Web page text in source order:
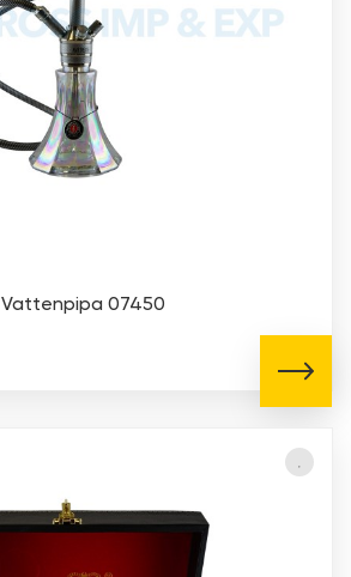
Vattenpipa 07450